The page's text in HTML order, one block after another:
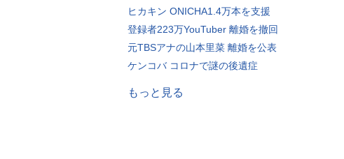
ヒカキン ONICHA1.4万本を支援
登録者223万YouTuber 離婚を撤回
元TBSアナの山本里菜 離婚を公表
ケンコバ コロナで謎の後遺症
もっと見る